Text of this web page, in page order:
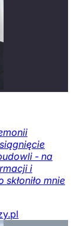
- na
i
mnie